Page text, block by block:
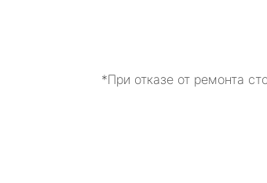
*При отказе от ремонта